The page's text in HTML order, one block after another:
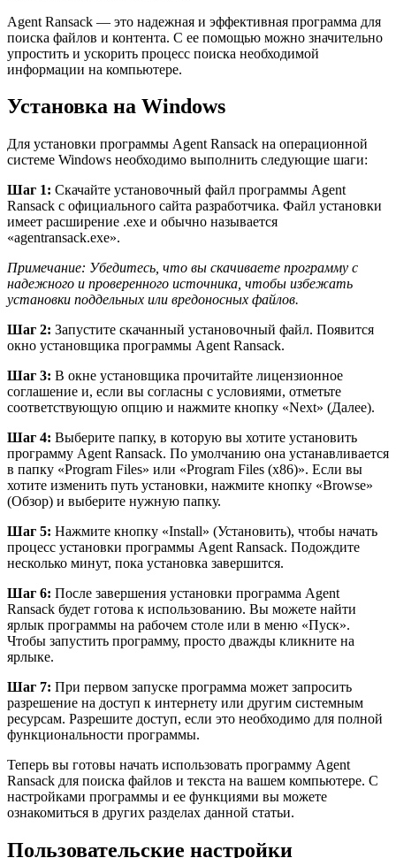
Agent Ransack — это надежная и эффективная программа для
поиска файлов и контента. С ее помощью можно значительно
упростить и ускорить процесс поиска необходимой
информации на компьютере.
Установка на Windows
Для установки программы Agent Ransack на операционной
системе Windows необходимо выполнить следующие шаги:
Шаг 1: Скачайте установочный файл программы Agent
Ransack с официального сайта разработчика. Файл установки
имеет расширение .exe и обычно называется
«agentransack.exe».
Примечание: Убедитесь, что вы скачиваете программу с
надежного и проверенного источника, чтобы избежать
установки поддельных или вредоносных файлов.
Шаг 2: Запустите скачанный установочный файл. Появится
окно установщика программы Agent Ransack.
Шаг 3: В окне установщика прочитайте лицензионное
соглашение и, если вы согласны с условиями, отметьте
соответствующую опцию и нажмите кнопку «Next» (Далее).
Шаг 4: Выберите папку, в которую вы хотите установить
программу Agent Ransack. По умолчанию она устанавливается
в папку «Program Files» или «Program Files (x86)». Если вы
хотите изменить путь установки, нажмите кнопку «Browse»
(Обзор) и выберите нужную папку.
Шаг 5: Нажмите кнопку «Install» (Установить), чтобы начать
процесс установки программы Agent Ransack. Подождите
несколько минут, пока установка завершится.
Шаг 6: После завершения установки программа Agent
Ransack будет готова к использованию. Вы можете найти
ярлык программы на рабочем столе или в меню «Пуск».
Чтобы запустить программу, просто дважды кликните на
ярлыке.
Шаг 7: При первом запуске программа может запросить
разрешение на доступ к интернету или другим системным
ресурсам. Разрешите доступ, если это необходимо для полной
функциональности программы.
Теперь вы готовы начать использовать программу Agent
Ransack для поиска файлов и текста на вашем компьютере. С
настройками программы и ее функциями вы можете
ознакомиться в других разделах данной статьи.
Пользовательские настройки